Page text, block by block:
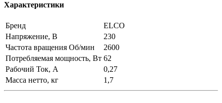
Характеристики
Бренд
ELCO
Напряжение, В
230
Частота вращения Об/мин
2600
Потребляемая мощность, Вт 62
Рабочий Ток, А
0,27
Масса нетто, кг
1,7